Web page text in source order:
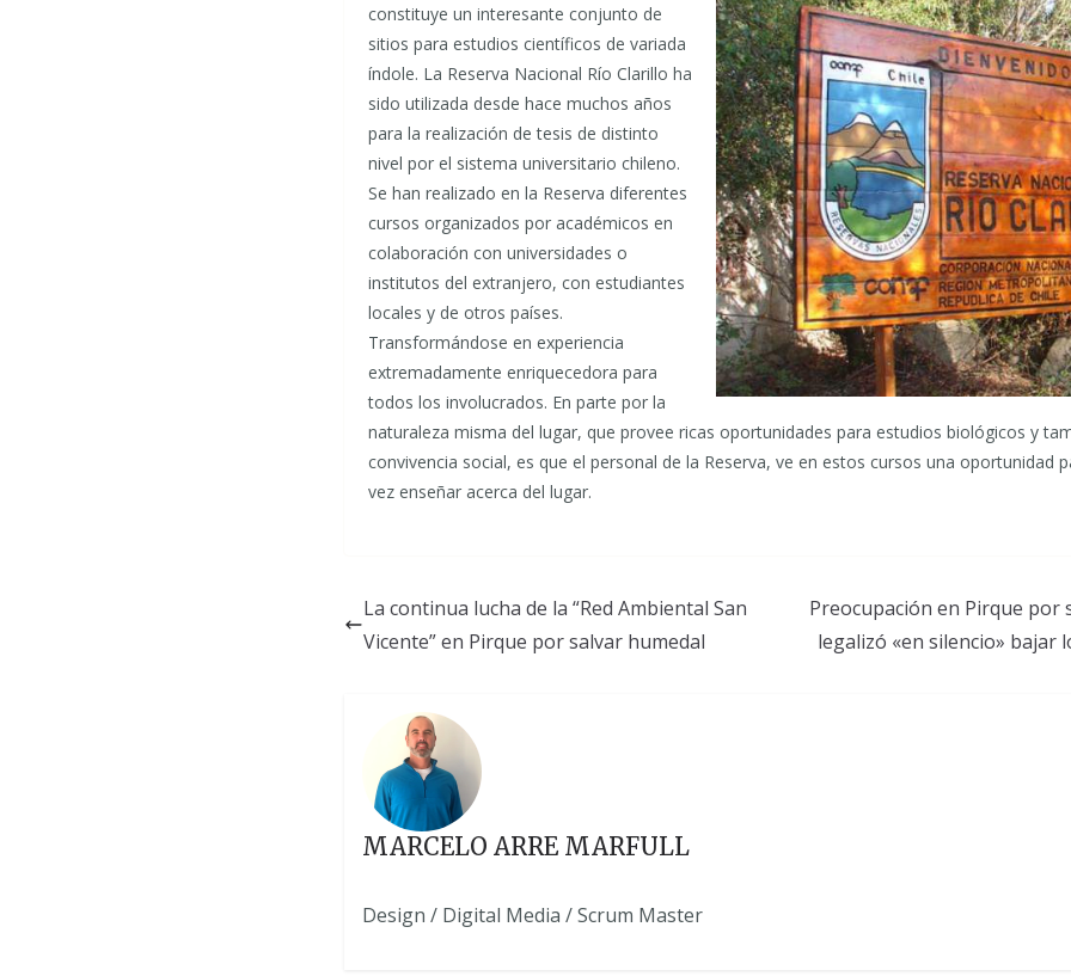
constituye un interesante conjunto de
sitios para estudios científicos de variada
índole. La Reserva Nacional Río Clarillo ha
sido utilizada desde hace muchos años
para la realización de tesis de distinto
nivel por el sistema universitario chileno.
Se han realizado en la Reserva diferentes
cursos organizados por académicos en
colaboración con universidades o
institutos del extranjero, con estudiantes
locales y de otros países.
Transformándose en experiencia
extremadamente enriquecedora para
todos los involucrados. En parte por la
naturaleza misma del lugar, que provee ricas oportunidades para estudios biológicos y
convivencia social, es que el personal de la Reserva, ve en estos cursos una oportunidad
vez enseñar acerca del lugar.
La continua lucha de la “Red Ambiental San
Vicente” en Pirque por salvar humedal
Preocupación en Pirque por
legalizó «en silencio» bajar
MARCELO ARRE MARFULL
Design / Digital Media / Scrum Master